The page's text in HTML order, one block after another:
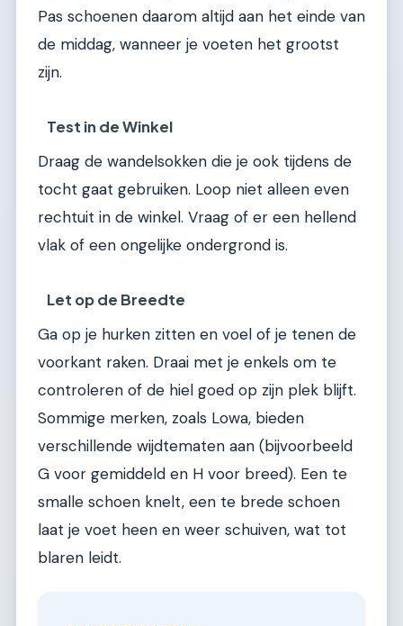
Pas schoenen daarom altijd aan het einde van
de middag, wanneer je voeten het grootst
zijn.
Test in de Winkel
Draag de wandelsokken die je ook tijdens de
tocht gaat gebruiken. Loop niet alleen even
rechtuit in de winkel. Vraag of er een hellend
vlak of een ongelijke ondergrond is.
Let op de Breedte
Ga op je hurken zitten en voel of je tenen de
voorkant raken. Draai met je enkels om te
controleren of de hiel goed op zijn plek blijft.
Sommige merken, zoals Lowa, bieden
verschillende wijdtematen aan (bijvoorbeeld
G voor gemiddeld en H voor breed). Een te
smalle schoen knelt, een te brede schoen
laat je voet heen en weer schuiven, wat tot
blaren leidt.